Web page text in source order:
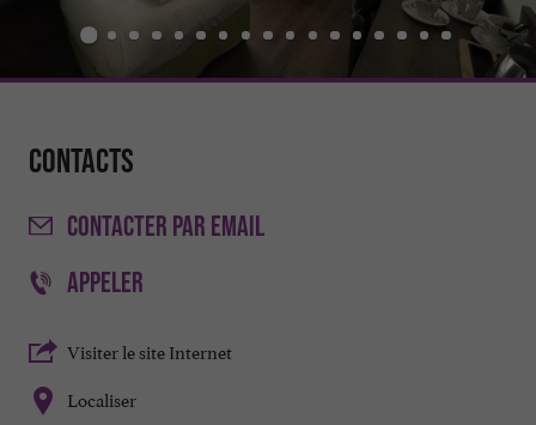
Contacts
CONTACTER PAR EMAIL
APPELER
Visiter le site Internet
Localiser